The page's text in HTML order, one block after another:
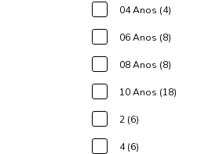
04 Anos (4)
06 Anos (8)
08 Anos (8)
10 Anos (18)
2 (6)
4 (6)